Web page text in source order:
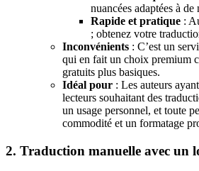
nuancées adaptées à
Rapide et pratique :
; obtenez votre
Inconvénients : C’est un
qui en fait un choix premium
gratuits plus basiques.
Idéal pour : Les auteurs
lecteurs souhaitant des
un usage personnel, et toute
commodité et un formatage
2. Traduction manuelle avec un